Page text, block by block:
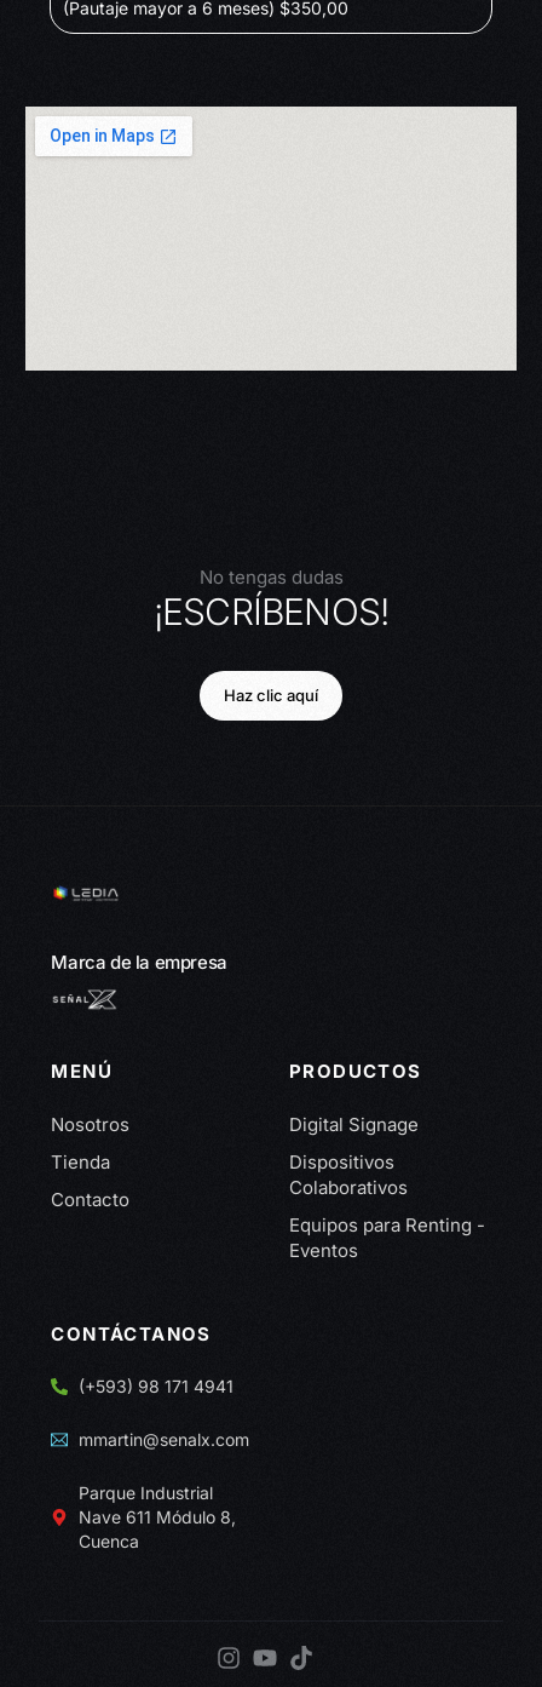
(Pautaje mayor a 6 meses) $350,00
No tengas dudas
¡ESCRÍBENOS!
Haz clic aquí
Marca de la empresa
MENÚ
Nosotros
Tienda
Contacto
PRODUCTOS
Digital Signage
Dispositivos
Colaborativos
Equipos para Renting -
Eventos
CONTÁCTANOS
(+593) 98 171 4941
mmartin@senalx.com
Parque Industrial
Nave 611 Módulo 8,
Cuenca